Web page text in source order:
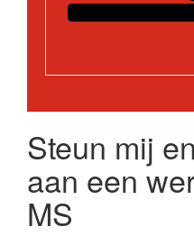
Steun mij
aan een
MS